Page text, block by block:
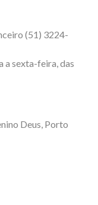
(51) 3224-
sexta-feira, das
Deus, Porto